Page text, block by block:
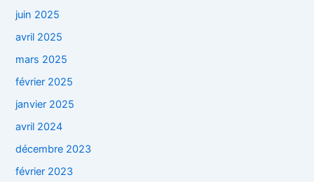
juin 2025
avril 2025
mars 2025
février 2025
janvier 2025
avril 2024
décembre 2023
février 2023